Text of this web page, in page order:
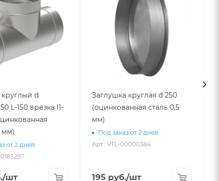
d
L-150 врезка l1-
мм)
от 2 дней
/шт
Заглушка круглая d 250
(оцинкованная сталь 0,5
мм)
Под заказ от 2 дней
Арт.: VTL-00000384
195 руб./шт